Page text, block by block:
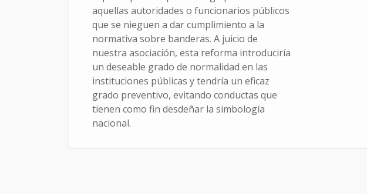
aquellas autoridades o funcionarios públicos
que se nieguen a dar cumplimiento a la
normativa sobre banderas. A juicio de
nuestra asociación, esta reforma introduciría
un deseable grado de normalidad en las
instituciones públicas y tendría un eficaz
grado preventivo, evitando conductas que
tienen como fin desdeñar la simbología
nacional.